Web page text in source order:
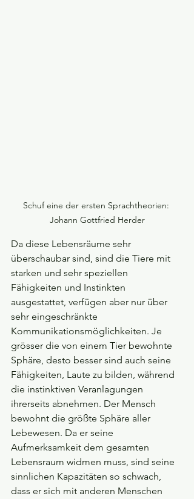
Schuf eine der ersten Sprachtheorien:
Johann Gottfried Herder
Da diese Lebensräume sehr
überschaubar sind, sind die Tiere mit
starken und sehr speziellen
Fähigkeiten und Instinkten
ausgestattet, verfügen aber nur über
sehr eingeschränkte
Kommunikationsmöglichkeiten. Je
grösser die von einem Tier bewohnte
Sphäre, desto besser sind auch seine
Fähigkeiten, Laute zu bilden, während
die instinktiven Veranlagungen
ihrerseits abnehmen. Der Mensch
bewohnt die größte Sphäre aller
Lebewesen. Da er seine
Aufmerksamkeit dem gesamten
Lebensraum widmen muss, sind seine
sinnlichen Kapazitäten so schwach,
dass er sich mit anderen Menschen